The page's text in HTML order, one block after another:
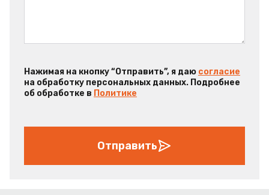
Нажимая на кнопку “Отправить”, я даю согласие
на обработку персональных данных. Подробнее
об обработке в Политике
Отправить